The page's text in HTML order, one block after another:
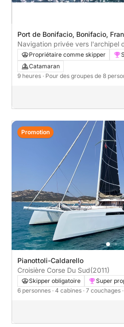
Port de Bonifacio, Bonifacio,
Navigation privée vers l'archipel
Maddalena
Propriétaire comme skipper
Catamaran
9 heures · Pour des groupes de 8
Pianottoli-Caldarello
Croisière Corse Du Sud(2011)
Skipper obligatoire Super
6 personnes · 4 cabines · 7 couchages
Promotion